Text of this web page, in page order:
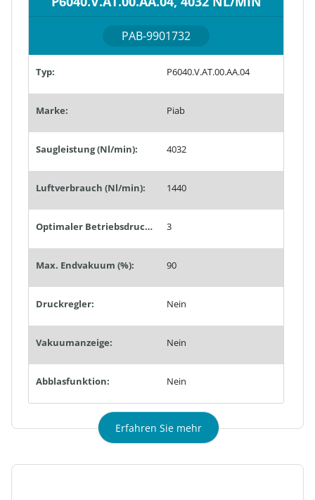
PAB-9901732
Typ: P6040.V.AT.00.AA.04
Marke: Piab
Saugleistung (Nl/min): 4032
Luftverbrauch (Nl/min): 1440
Optimaler Betriebsdruck (bar): 3
Max. Endvakuum (%): 90
Druckregler: Nein
Vakuumanzeige: Nein
Abblasfunktion: Nein
Erfahren Sie mehr